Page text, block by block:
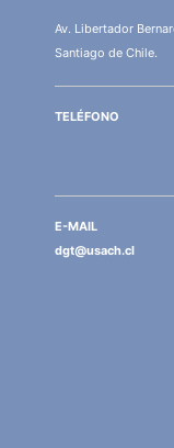
Av. Libertador
Santiago de Chile.
TELÉFONO
E-MAIL
dgt@usach.cl